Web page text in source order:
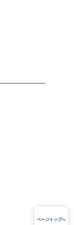
ページトップへ